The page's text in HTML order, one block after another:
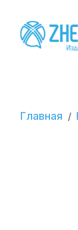
Главная /